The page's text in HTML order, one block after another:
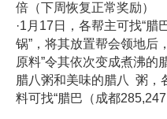
倍（下周恢复正常奖励）
·1月17日，各帮主可找“腊
锅”，将其放置帮会领地后
原料”令其依次变成煮沸的
腊八粥和美味的腊八 粥，
料可找“腊巴（成都